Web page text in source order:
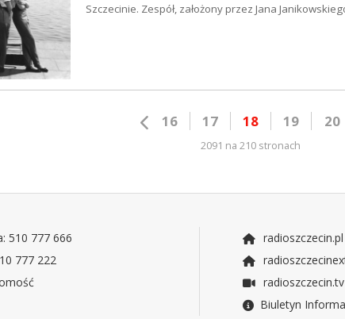
Szczecinie. Zespół, założony przez Jana
16 17 18 19 20
2091 na 210 stronach
510 777 666
777 222
radioszczecin.pl
radioszczecin.tv
Biuletyn